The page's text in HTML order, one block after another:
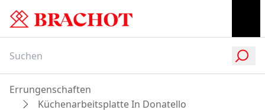
Errungenschaften
Küchenarbeitsplatte In Donatello